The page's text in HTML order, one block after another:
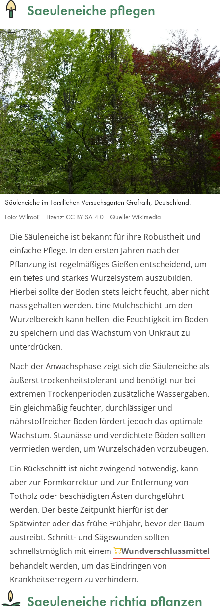
Saeuleneiche pflegen
Säuleneiche im Forstlichen Versuchsgarten Grafrath, Deutschland.
Foto: Wilrooij | Lizenz: CC BY-SA 4.0 | Quelle: Wikimedia
Die Säuleneiche ist bekannt für ihre Robustheit und
einfache Pflege. In den ersten Jahren nach der
Pflanzung ist regelmäßiges Gießen entscheidend, um
ein tiefes und starkes Wurzelsystem auszubilden.
Hierbei sollte der Boden stets leicht feucht, aber nicht
nass gehalten werden. Eine Mulchschicht um den
Wurzelbereich kann helfen, die Feuchtigkeit im Boden
zu speichern und das Wachstum von Unkraut zu
unterdrücken.
Nach der Anwachsphase zeigt sich die Säuleneiche als
äußerst trockenheitstolerant und benötigt nur bei
extremen Trockenperioden zusätzliche Wassergaben.
Ein gleichmäßig feuchter, durchlässiger und
nährstoffreicher Boden fördert jedoch das optimale
Wachstum. Staunässe und verdichtete Böden sollten
vermieden werden, um Wurzelschäden vorzubeugen.
Ein Rückschnitt ist nicht zwingend notwendig, kann
aber zur Formkorrektur und zur Entfernung von
Totholz oder beschädigten Ästen durchgeführt
werden. Der beste Zeitpunkt hierfür ist der
Spätwinter oder das frühe Frühjahr, bevor der Baum
austreibt. Schnitt- und Sägewunden sollten
schnellstmöglich mit einem
Wundverschlussmittel
behandelt werden, um das Eindringen von
Krankheitserregern zu verhindern.
Saeuleneiche richtig pflanzen